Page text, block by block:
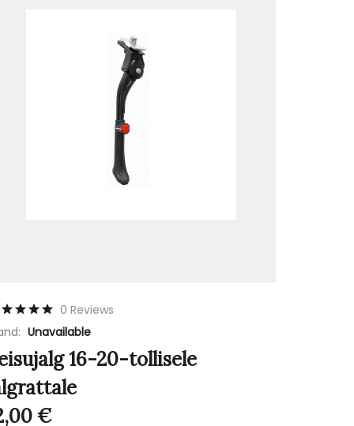
0 Reviews
Unavailable
16-20-tollisele
€